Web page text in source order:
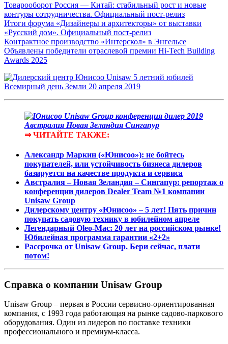
Товарооборот Россия — Китай: стабильный рост и новые
контуры сотрудничества. Официальный пост-релиз
Итоги форума «Дизайнеры и архитекторы» от выставки
«Русский дом». Официальный пост-релиз
Контрактное производство «Интерскол» в Энгельсе
Объявлены победители отраслевой премии Hi-Tech Building
Awards 2025
⇒ ЧИТАЙТЕ ТАКЖЕ:
Александр Маркин («Юнисоо»): не бойтесь
покупателей, или устойчивость бизнеса дилеров
базируется на качестве продукта и сервиса
Австралия – Новая Зеландия – Сингапур: репортаж о
конференции дилеров Dealer Team №1 компании
Unisaw Group
Дилерскому центру «Юнисоо» – 5 лет! Пять причин
покупать садовую технику в юбилейном апреле
Легендарный Oleo-Mac: 20 лет на российском рынке!
Юбилейная программа гарантии «2+2»
Рассрочка от Unisaw Group. Бери сейчас, плати
потом!
Справка о компании Unisaw Group
Unisaw Group – первая в России сервисно-ориентированная
компания, с 1993 года работающая на рынке садово-паркового
оборудования. Один из лидеров по поставке техники
профессионального и премиум-класса.